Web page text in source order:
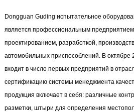
Dongguan Guding испытательное
является профессиональным
проектированием, разработкой,
автомобильных приспособлений. В октябре
входит в число первых предприятий в
сертификацию системы менеджмента
продукция включает в себя: различные
разметки, штыри для определения